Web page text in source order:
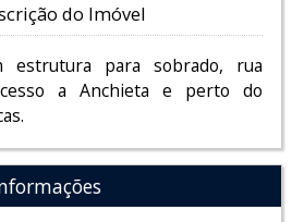
do Imóvel
estrutura para sobrado, rua
a Anchieta e perto do